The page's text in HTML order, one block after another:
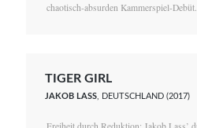
chaotisch-absurden Kammerspiel-Debüt.
TIGER GIRL
JAKOB LASS , DEUTSCHLAND (2017)